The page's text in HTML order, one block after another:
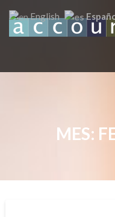
contenido
MES:
English